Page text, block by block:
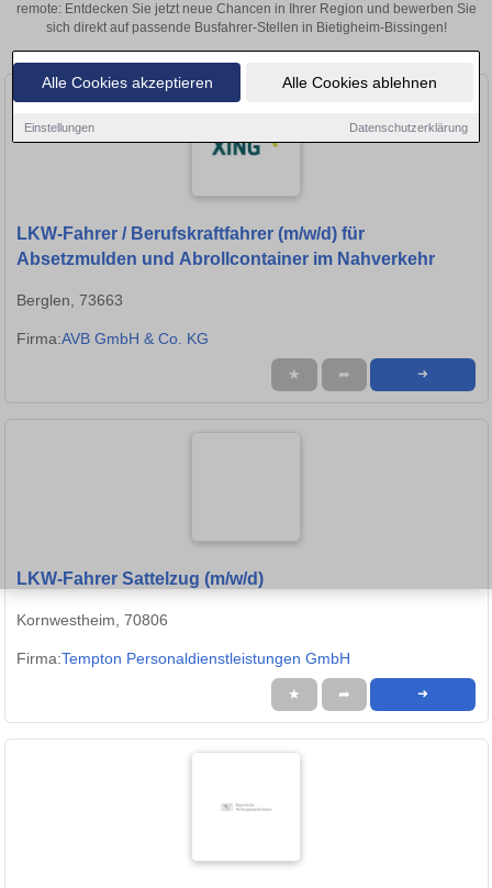
Alle Cookies akzeptieren Alle Cookies ablehnen
Einstellungen Datenschutzerklärung
remote: Entdecken Sie jetzt neue Chancen in Ihrer Region und bewerben Sie
sich direkt auf passende Busfahrer-Stellen in Bietigheim-Bissingen!
LKW-Fahrer / Berufskraftfahrer (m/w/d) für
Absetzmulden und Abrollcontainer im Nahverkehr
Berglen, 73663
Firma:AVB GmbH & Co. KG
★ ➦ ➜
LKW-Fahrer Sattelzug (m/w/d)
Kornwestheim, 70806
Firma:Tempton Personaldienstleistungen GmbH
★ ➦ ➜